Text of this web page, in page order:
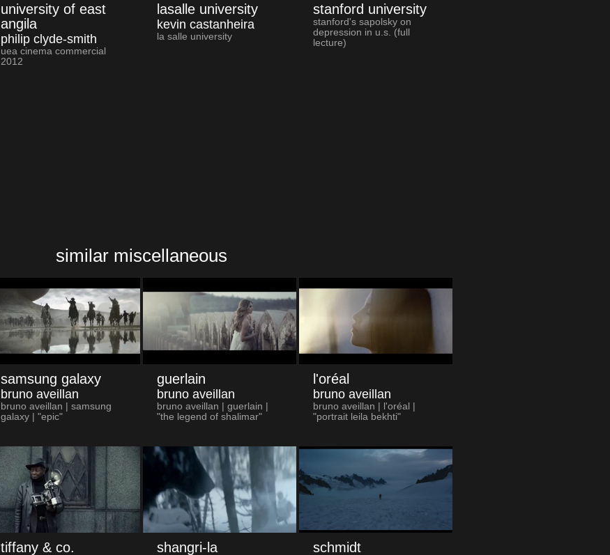
university of east
angila
philip clyde-smith
uea cinema commercial
2012
lasalle university
kevin castanheira
la salle university
stanford university
stanford's sapolsky on
depression in u.s. (full
lecture)
similar miscellaneous
samsung galaxy
bruno aveillan
bruno aveillan | samsung
galaxy | "epic"
guerlain
bruno aveillan
bruno aveillan | guerlain |
"the legend of shalimar"
l'oréal
bruno aveillan
bruno aveillan | l'oréal |
"portrait leila bekhti"
tiffany & co. shangri-la schmidt